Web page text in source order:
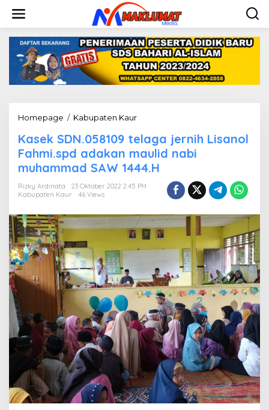
w
Homepage / Kabupaten Kaur
s
e
k
S
D
0
5
1
t
e
a
g
a
j
e
r
n
i
h
Kasek SDN.058109 telaga jernih Lisanol
Fahmi.spd adakan maulid nabi
muhammad SAW 1444.H
Rizky Ardinata
23 Oktober 2022 2:45 PM
Kabupaten Kaur
46 Views